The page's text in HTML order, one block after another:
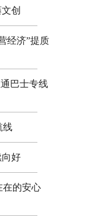
创
经济”提质
巴士专线
线
向好
在的安心